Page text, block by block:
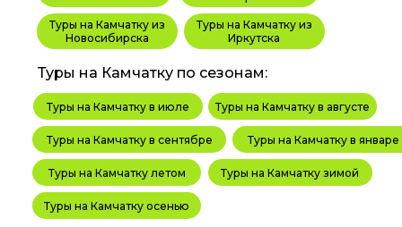
Туры на Камчатку в августе
Туры на Камчатку в январе
Туры на Камчатку летом
Туры на Камчатку осенью
Туры на Камчатку в сентябре
Туры на Камчатку зимой
Туры на Камчатку в июле
Туры на Камчатку из
Новосибирска
Туры на Камчатку из
Иркутска
Туры на Камчатку по сезонам: